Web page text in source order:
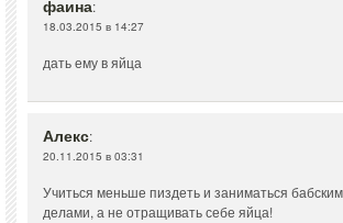
фаина:
18.03.2015 в 14:27
дать ему в яйца
Алекс:
20.11.2015 в 03:31
Учиться меньше пиздеть и заниматься
делами, а не отращивать себе яйца!